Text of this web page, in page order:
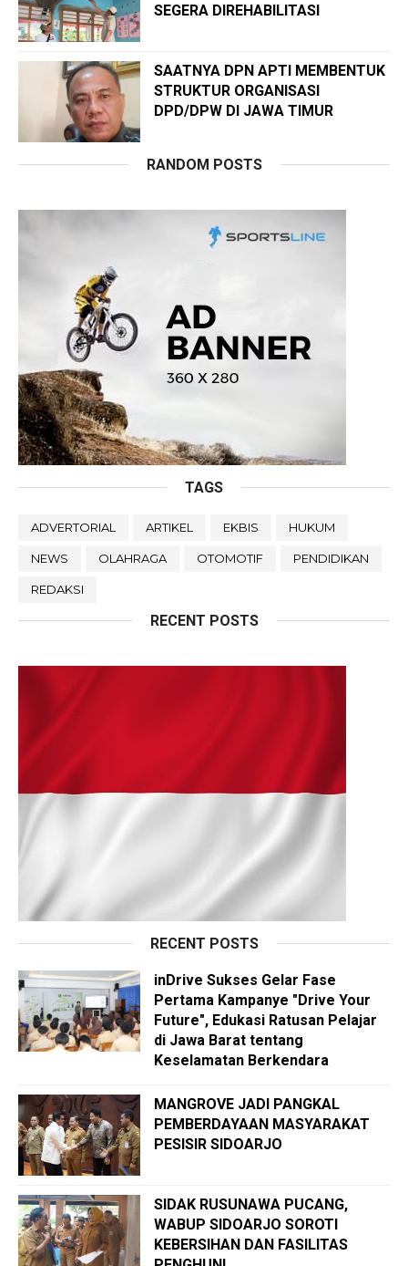
SEGERA DIREHABILITASI
SAATNYA DPN APTI MEMBENTUK
STRUKTUR ORGANISASI
DPD/DPW DI JAWA TIMUR
RANDOM POSTS
TAGS
ADVERTORIAL ARTIKEL EKBIS HUKUM
NEWS OLAHRAGA OTOMOTIF PENDIDIKAN
REDAKSI
RECENT POSTS
RECENT POSTS
inDrive Sukses Gelar Fase
Pertama Kampanye "Drive Your
Future", Edukasi Ratusan Pelajar
di Jawa Barat tentang
Keselamatan Berkendara
MANGROVE JADI PANGKAL
PEMBERDAYAAN MASYARAKAT
PESISIR SIDOARJO
SIDAK RUSUNAWA PUCANG,
WABUP SIDOARJO SOROTI
KEBERSIHAN DAN FASILITAS